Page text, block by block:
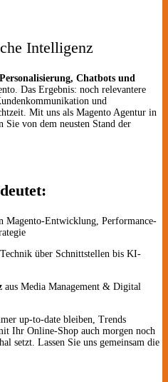
Intelligenz
Chatbots und
Das Ergebnis: noch relevantere
und
Mit uns als Magento Agentur in
von dem neusten Stand der
Magento-Entwicklung, Performance-
über Schnittstellen bis KI-
aus Media Management & Digital
up-to-date bleiben, Trends
Ihr Online-Shop auch morgen noch
setzt. Lassen Sie uns gemeinsam die